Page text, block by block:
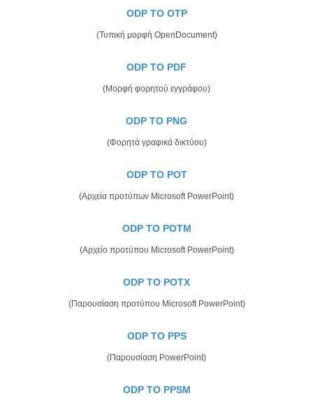
ODP TO OTP
(Τυπική μορφή OpenDocument)
ODP TO PDF
(Μορφή φορητού εγγράφου)
ODP TO PNG
(Φορητά γραφικά δικτύου)
ODP TO POT
(Αρχεία προτύπων Microsoft PowerPoint)
ODP TO POTM
(Αρχείο προτύπου Microsoft PowerPoint)
ODP TO POTX
(Παρουσίαση προτύπου Microsoft PowerPoint)
ODP TO PPS
(Παρουσίαση PowerPoint)
ODP TO PPSM